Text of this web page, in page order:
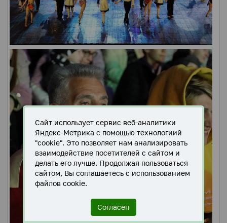
Сайт использует сервис веб-аналитики
Яндекс-Метрика с помощью технологиий
"cookie". Это позволяет нам анализировать
взаимодействие посетителей с сайтом и
делать его лучше. Продолжая пользоваться
сайтом, Вы соглашаетесь с использованием
файлов cookie.
Согласен